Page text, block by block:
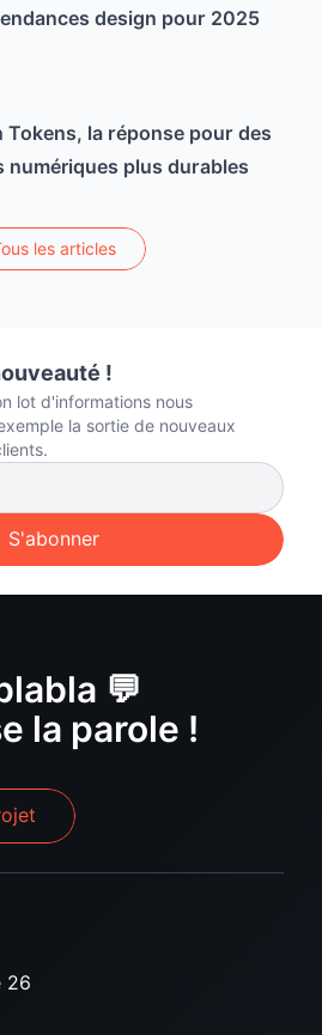
design pour 2025
Tokens, la réponse pour des
numériques plus durables
les articles
!
lot d'informations nous
la sortie de nouveaux
S'abonner
💬
la parole !
26